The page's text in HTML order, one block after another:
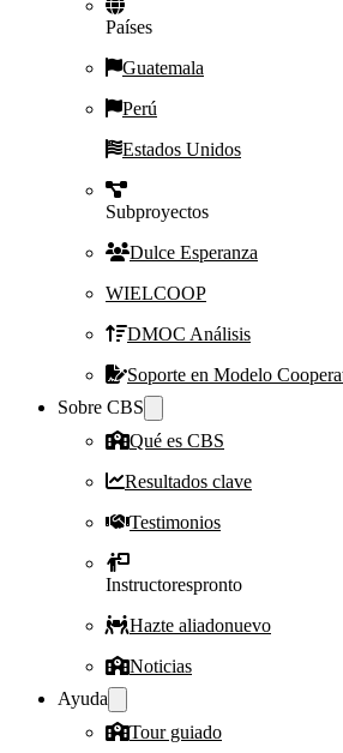
Países
Guatemala
Perú
Estados Unidos
Subproyectos
Dulce Esperanza
WIELCOOP
DMOC Análisis
Soporte en Modelo
Sobre CBS
Qué es CBS
Resultados clave
Testimonios
Instructorespronto
Hazte aliadonuevo
Noticias
Ayuda
Tour guiado